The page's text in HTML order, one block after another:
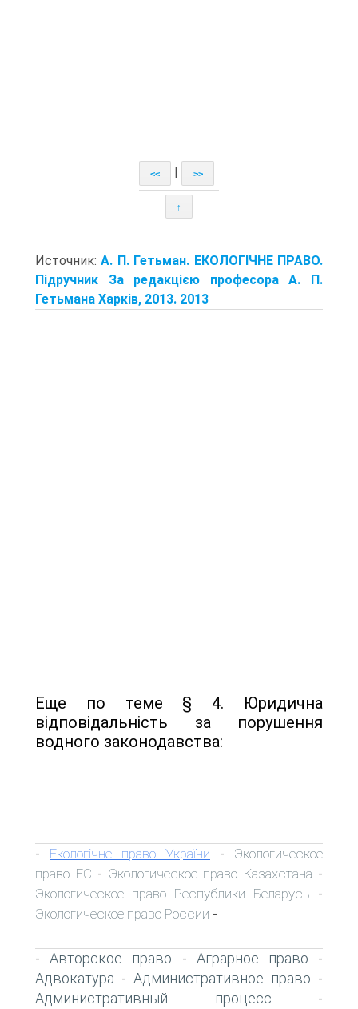
<< >>
↑
Источник:А. П. Гетьман. ЕКОЛОГІЧНЕ ПРАВО.
Підручник За редакцією професора А. П.
Гетьмана Харків, 2013. 2013
Еще по теме § 4. Юридична
відповідальність за порушення
водного законодавства:
- Екологічне право України - Экологическое
право ЕС - Экологическое право Казахстана -
Экологическое право Республики Беларусь -
Экологическое право России -
-Авторское право - Аграрное право -
Адвокатура - Административное право -
Административный процесс -